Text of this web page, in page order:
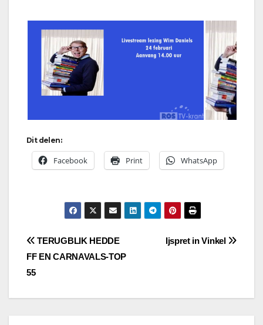
Dit delen:
Facebook Print WhatsApp
Bericht
navigatie
Ijspret in Vinkel
TERUGBLIK HEDDE
FF EN CARNAVALS-TOP
55